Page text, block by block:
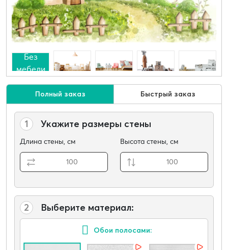
Без
мебели
Полный заказ Быстрый заказ
1 Укажите размеры стены
Длина стены, см Высота стены, см
2 Выберите материал:
Обои полосами: